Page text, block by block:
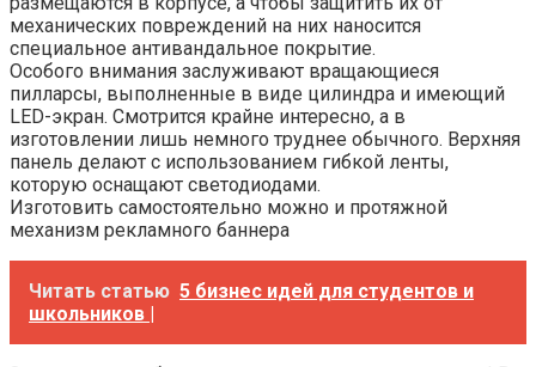
механических повреждений на них наносится
специальное антивандальное покрытие.
Особого внимания заслуживают вращающиеся
пилларсы, выполненные в виде цилиндра и имеющий
LED-экран. Смотрится крайне интересно, а в
изготовлении лишь немного труднее обычного. Верхняя
панель делают с использованием гибкой ленты,
которую оснащают светодиодами.
Изготовить самостоятельно можно и протяжной
механизм рекламного баннера
Читать статью 5 бизнес идей для студентов и
школьников |